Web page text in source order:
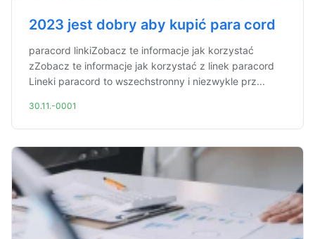
2023 jest dobry aby kupić para cord
paracord linkiZobacz te informacje jak korzystać
zZobacz te informacje jak korzystać z linek paracord
Lineki paracord to wszechstronny i niezwykle prz...
30.11.-0001